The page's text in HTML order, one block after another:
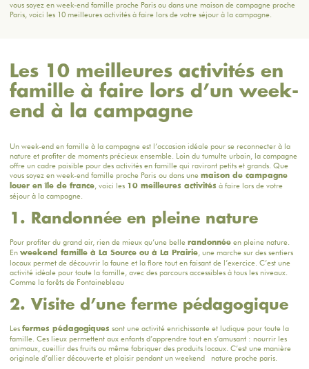
vous soyez en week-end famille proche Paris ou dans une maison de campagne proche
Paris, voici les 10 meilleures activités à faire lors de votre séjour à la campagne.
Les 10 meilleures activités en
famille à faire lors d’un week-
end à la campagne
Un week-end en famille à la campagne est l’occasion idéale pour se reconnecter à la
nature et profiter de moments précieux ensemble. Loin du tumulte urbain, la campagne
offre un cadre paisible pour des activités en famille qui raviront petits et grands. Que
vous soyez en week-end famille proche Paris ou dans une maison de campagne
louer en île de france, voici les 10 meilleures activités à faire lors de votre
séjour à la campagne.
1. Randonnée en pleine nature
Pour profiter du grand air, rien de mieux qu’une belle randonnéeen pleine nature.
En weekend famille à La Source ou à La Prairie, une marche sur des sentiers
locaux permet de découvrir la faune et la flore tout en faisant de l’exercice. C’est une
activité idéale pour toute la famille, avec des parcours accessibles à tous les niveaux.
Comme la forêts de Fontainebleau
2. Visite d’une ferme pédagogique
Les fermes pédagogiques sont une activité enrichissante et ludique pour toute la
famille. Ces lieux permettent aux enfants d’apprendre tout en s’amusant : nourrir les
animaux, cueillir des fruits ou même fabriquer des produits locaux. C’est une manière
originale d’allier découverte et plaisir pendant un weekend nature proche paris.